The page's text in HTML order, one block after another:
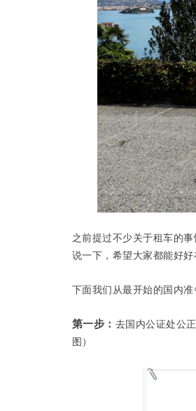
之前提过不少关于租车的
说一下，希望大家都能好
下面我们从最开始的国内
第一步： 去国内公证处公
图）